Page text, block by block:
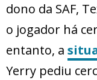
dono da SAF,
o jogador há
entanto, a
Yerry pediu